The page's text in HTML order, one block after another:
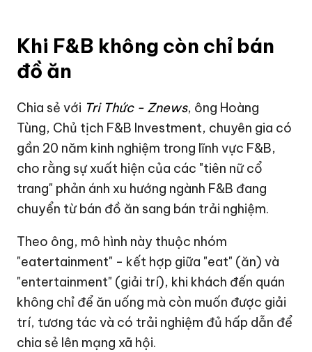
Khi F&B không còn chỉ bán
đồ ăn
Chia sẻ với Tri Thức - Znews, ông Hoàng
Tùng, Chủ tịch F&B Investment, chuyên gia có
gần 20 năm kinh nghiệm trong lĩnh vực F&B,
cho rằng sự xuất hiện của các "tiên nữ cổ
trang" phản ánh xu hướng ngành F&B đang
chuyển từ bán đồ ăn sang bán trải nghiệm.
Theo ông, mô hình này thuộc nhóm
"eatertainment" - kết hợp giữa "eat" (ăn) và
"entertainment" (giải trí), khi khách đến quán
không chỉ để ăn uống mà còn muốn được giải
trí, tương tác và có trải nghiệm đủ hấp dẫn để
chia sẻ lên mạng xã hội.